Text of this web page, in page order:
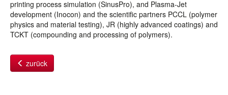
printing process simulation (SinusPro), and Plasma-Jet
development (Inocon) and the scientific partners PCCL (polymer
physics and material testing), JR (highly advanced coatings) and
TCKT (compounding and processing of polymers).
zurück